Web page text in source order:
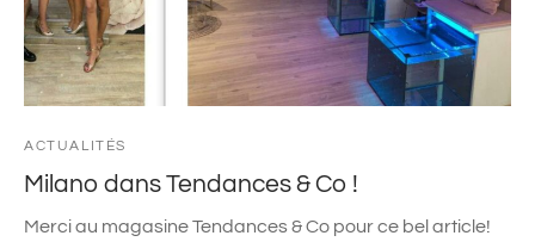
ACTUALITÉS
Milano dans Tendances & Co !
Merci au magasine Tendances & Co pour ce bel article!